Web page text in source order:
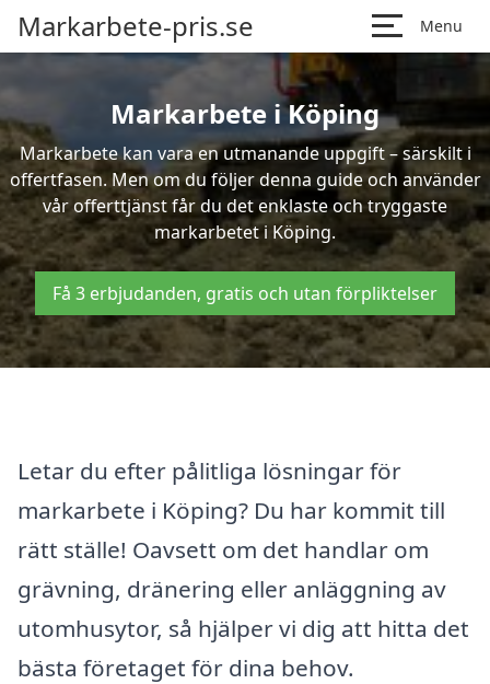
Markarbete-pris.se Menu
Markarbete i Köping
Markarbete kan vara en utmanande uppgift – särskilt i
offertfasen. Men om du följer denna guide och använder
vår offerttjänst får du det enklaste och tryggaste
markarbetet i Köping.
Få 3 erbjudanden, gratis och utan förpliktelser
Letar du efter pålitliga lösningar för
markarbete i Köping? Du har kommit till
rätt ställe! Oavsett om det handlar om
grävning, dränering eller anläggning av
utomhusytor, så hjälper vi dig att hitta det
bästa företaget för dina behov.